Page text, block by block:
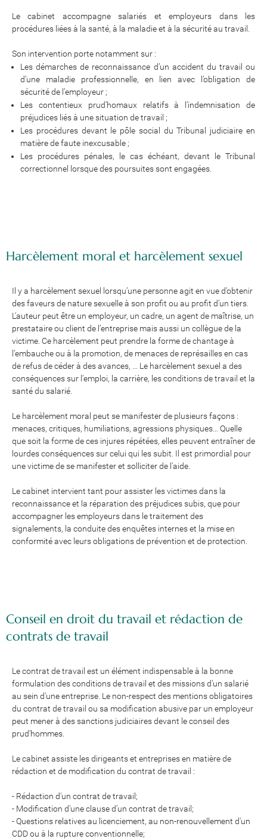
Le cabinet accompagne salariés et employeurs dans les
procédures liées à la santé, à la maladie et à la sécurité au travail.
Son intervention porte notamment sur :
Les démarches de reconnaissance d’un accident du travail ou
d’une maladie professionnelle, en lien avec l’obligation de
sécurité de l’employeur ;
Les contentieux prud’homaux relatifs à l’indemnisation de
préjudices liés à une situation de travail ;
Les procédures devant le pôle social du Tribunal judiciaire en
matière de faute inexcusable ;
Les procédures pénales, le cas échéant, devant le Tribunal
correctionnel lorsque des poursuites sont engagées.
Harcèlement moral et harcèlement sexuel
Il y a harcèlement sexuel lorsqu’une personne agit en vue d’obtenir
des faveurs de nature sexuelle à son profit ou au profit d’un tiers.
L'auteur peut être un employeur, un cadre, un agent de maîtrise, un
prestataire ou client de l’entreprise mais aussi un collègue de la
victime. Ce harcèlement peut prendre la forme de chantage à
l’embauche ou à la promotion, de menaces de représailles en cas
de refus de céder à des avances, ... Le harcèlement sexuel a des
conséquences sur l’emploi, la carrière, les conditions de travail et la
santé du salarié.
Le harcèlement moral peut se manifester de plusieurs façons :
menaces, critiques, humiliations, agressions physiques… Quelle
que soit la forme de ces injures répétées, elles peuvent entraîner de
lourdes conséquences sur celui qui les subit. Il est primordial pour
une victime de se manifester et solliciter de l'aide.
Le cabinet intervient tant pour assister les victimes dans la
reconnaissance et la réparation des préjudices subis, que pour
accompagner les employeurs dans le traitement des
signalements, la conduite des enquêtes internes et la mise en
conformité avec leurs obligations de prévention et de protection.
Conseil en droit du travail et rédaction de
contrats de travail
Le contrat de travail est un élément indispensable à la bonne
formulation des conditions de travail et des missions d'un salarié
au sein d'une entreprise. Le non-respect des mentions obligatoires
du contrat de travail ou sa modification abusive par un employeur
peut mener à des sanctions judiciaires devant le conseil des
prud'hommes.
Le cabinet assiste les dirigeants et entreprises en matière de
rédaction et de modification du contrat de travail :
- Rédaction d'un contrat de travail;
- Modification d'une clause d'un contrat de travail;
- Questions relatives au licenciement, au non-renouvellement d'un
CDD ou à la rupture conventionnelle;